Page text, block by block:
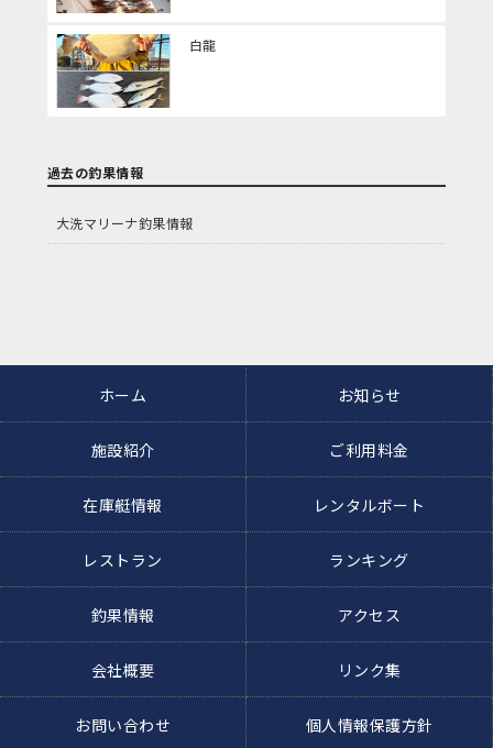
白龍
過去の釣果情報
大洗マリーナ釣果情報
ホーム お知らせ
施設紹介 ご利用料金
在庫艇情報 レンタルボート
レストラン ランキング
釣果情報 アクセス
会社概要 リンク集
お問い合わせ 個人情報保護方針